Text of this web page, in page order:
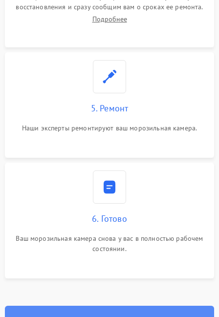
восстановления и сразу сообщим вам о сроках ее ремонта.
Подробнее
5. Ремонт
Наши эксперты ремонтируют ваш морозильная камера.
6. Готово
Ваш морозильная камера снова у вас в полностью рабочем
состоянии.